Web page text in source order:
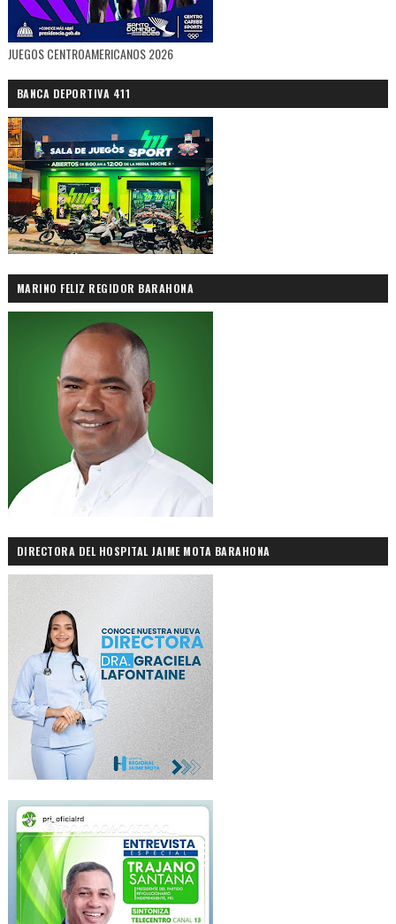
JUEGOS CENTROAMERICANOS 2026
BANCA DEPORTIVA 411
MARINO FELIZ REGIDOR BARAHONA
DIRECTORA DEL HOSPITAL JAIME MOTA BARAHONA